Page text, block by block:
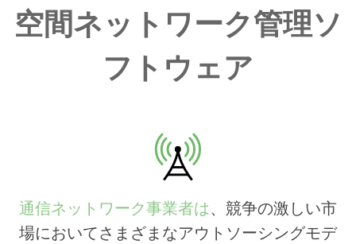
空間ネットワーク管理ソ
フトウェア
通信ネットワーク事業者は、競争の激しい市
場においてさまざまなアウトソーシングモデ